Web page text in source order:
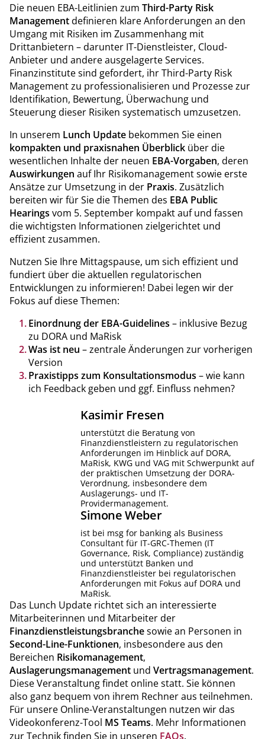
Die neuen EBA-Leitlinien zum Third-Party Risk
Managementdefinieren klare Anforderungen an den
Umgang mit Risiken im Zusammenhang mit
Drittanbietern – darunter IT-Dienstleister, Cloud-
Anbieter und andere ausgelagerte Services.
Finanzinstitute sind gefordert, ihr Third-Party Risk
Management zu professionalisieren und Prozesse zur
Identifikation, Bewertung, Überwachung und
Steuerung dieser Risiken systematisch umzusetzen.
In unserem Lunch Update bekommen Sie einen
kompakten und praxisnahen Überblick über die
wesentlichen Inhalte der neuen EBA-Vorgaben, deren
Auswirkungen auf Ihr Risikomanagement sowie erste
Ansätze zur Umsetzung in der Praxis. Zusätzlich
bereiten wir für Sie die Themen des EBA Public
Hearings vom 5. September kompakt auf und fassen
die wichtigsten Informationen zielgerichtet und
effizient zusammen.
Nutzen Sie Ihre Mittagspause, um sich effizient und
fundiert über die aktuellen regulatorischen
Entwicklungen zu informieren! Dabei legen wir der
Fokus auf diese Themen:
Einordnung der EBA-Guidelines – inklusive Bezug
zu DORA und MaRisk
Was ist neu – zentrale Änderungen zur vorherigen
Version
Praxistipps zum Konsultationsmodus – wie kann
ich Feedback geben und ggf. Einfluss nehmen?
Kasimir Fresen
unterstützt die Beratung von
Finanzdienstleistern zu regulatorischen
Anforderungen im Hinblick auf DORA,
MaRisk, KWG und VAG mit Schwerpunkt auf
der praktischen Umsetzung der DORA-
Verordnung, insbesondere dem
Auslagerungs- und IT-
Providermanagement.
SimoneWeber
ist bei msg for banking als Business
Consultant für IT-GRC-Themen (IT
Governance, Risk, Compliance) zuständig
und unterstützt Banken und
Finanzdienstleister bei regulatorischen
Anforderungen mit Fokus auf DORA und
MaRisk.
Das Lunch Update richtet sich an interessierte
Mitarbeiterinnen und Mitarbeiter der
Finanzdienstleistungsbranchesowie an Personen in
Second-Line-Funktionen, insbesondere aus den
Bereichen Risikomanagement,
Auslagerungsmanagement und Vertragsmanagement.
Diese Veranstaltung findet online statt. Sie können
also ganz bequem von ihrem Rechner aus teilnehmen.
Für unsere Online-Veranstaltungen nutzen wir das
Videokonferenz-Tool MS Teams. Mehr Informationen
zur Technik finden Sie in unseren FAQs.